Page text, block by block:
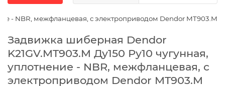
- NBR, межфланцевая, с электроприводом Dendor MT903.M
Задвижка шиберная Dendor
K21GV.MT903.M Ду150 Ру10 чугунная,
уплотнение - NBR, межфланцевая, с
электроприводом Dendor MT903.M